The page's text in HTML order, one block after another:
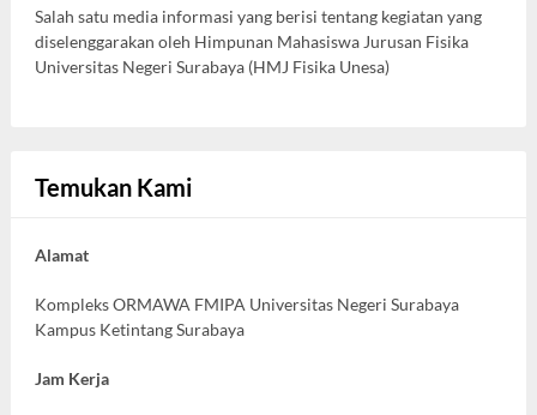
Salah satu media informasi yang berisi tentang kegiatan yang
diselenggarakan oleh Himpunan Mahasiswa Jurusan Fisika
Universitas Negeri Surabaya (HMJ Fisika Unesa)
Temukan Kami
Alamat
Kompleks ORMAWA FMIPA Universitas Negeri Surabaya
Kampus Ketintang Surabaya
Jam Kerja